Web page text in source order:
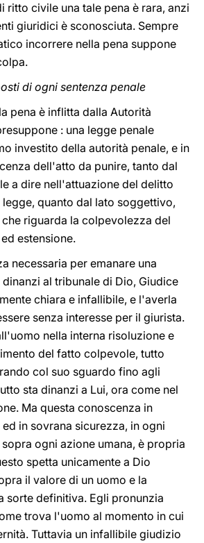
ritto civile una tale pena è rara, anzi
giuridici è sconosciuta. Sempre
incorrere nella pena suppone
di ogni sentenza penale
pena è inflitta dalla Autorità
: una legge penale
investito della autorità penale, e in
dell'atto da punire, tanto dal
a dire nell'attuazione del delitto
quanto dal lato soggettivo,
riguarda la colpevolezza del
estensione.
necessaria per emanare una
dinanzi al tribunale di Dio, Giudice
chiara e infallibile, e l'averla
senza interesse per il giurista.
nella interna risoluzione e
del fatto colpevole, tutto
col suo sguardo fino agli
sta dinanzi a Lui, ora come nel
Ma questa conoscenza in
in sovrana sicurezza, in ogni
ogni azione umana, è propria
spetta unicamente a Dio
il valore di un uomo e la
sorte definitiva. Egli pronunzia
trova l'uomo al momento in cui
Tuttavia un infallibile giudizio